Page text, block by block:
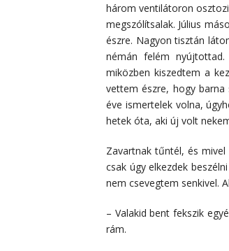
három ventilátoron
megszólítsalak. Július
észre. Nagyon tisztán
némán felém
miközben kiszedtem a
vettem észre, hogy
éve ismertelek volna,
hetek óta, aki új volt
Zavartnak tűntél, és
csak úgy elkezdek
nem csevegtem senkivel.
– Valakid bent fekszik
rám.